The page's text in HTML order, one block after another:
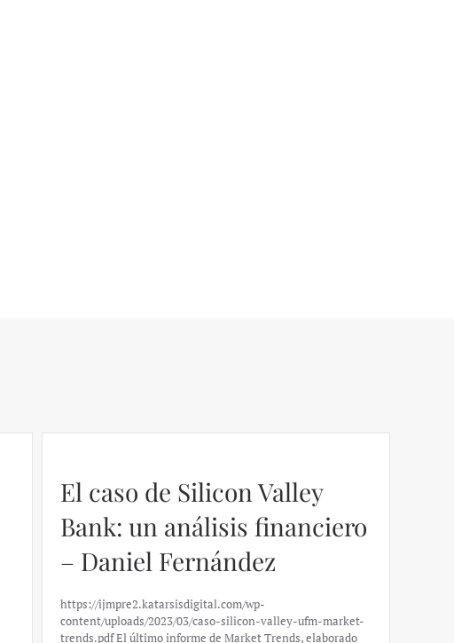
El caso de Silicon Valley
Bank: un análisis financiero
– Daniel Fernández
https://ijmpre2.katarsisdigital.com/wp-
content/uploads/2023/03/caso-silicon-valley-ufm-market-
trends.pdf El último informe de Market Trends, elaborado